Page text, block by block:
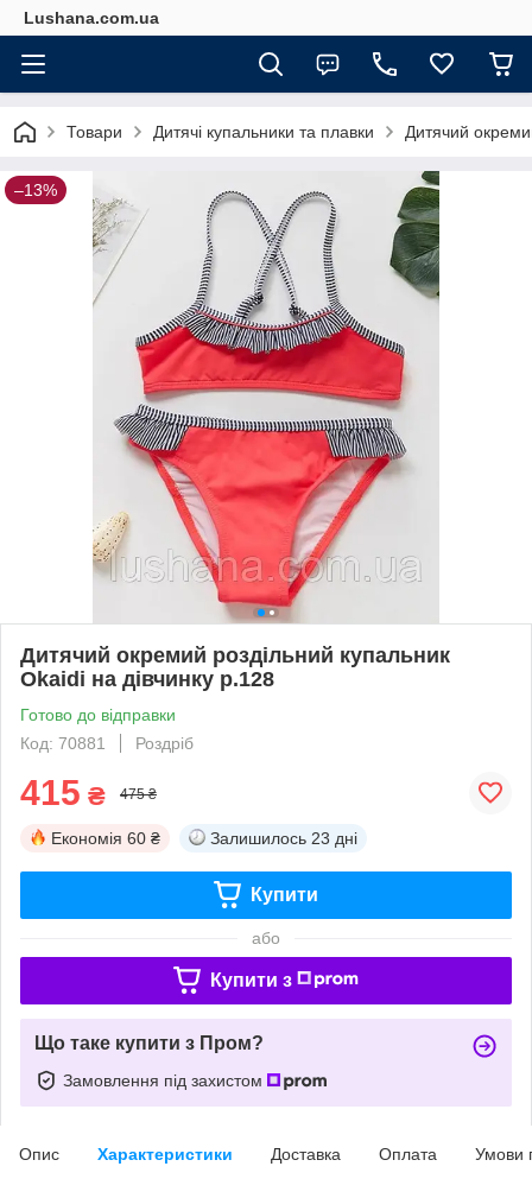
Lushana.com.ua
Товари Дитячі купальники та плавки Дитячий
–13%
Дитячий окремий роздільний купальник
Okaidi на дівчинку р.128
Готово до відправки
Код: 70881
Роздріб
415 ₴ 475 ₴
Економія 60 ₴ Залишилось 23 дні
Купити
або
Купити з
Що таке купити з Пром?
Замовлення під захистом
Опис Характеристики Доставка Оплата Умови